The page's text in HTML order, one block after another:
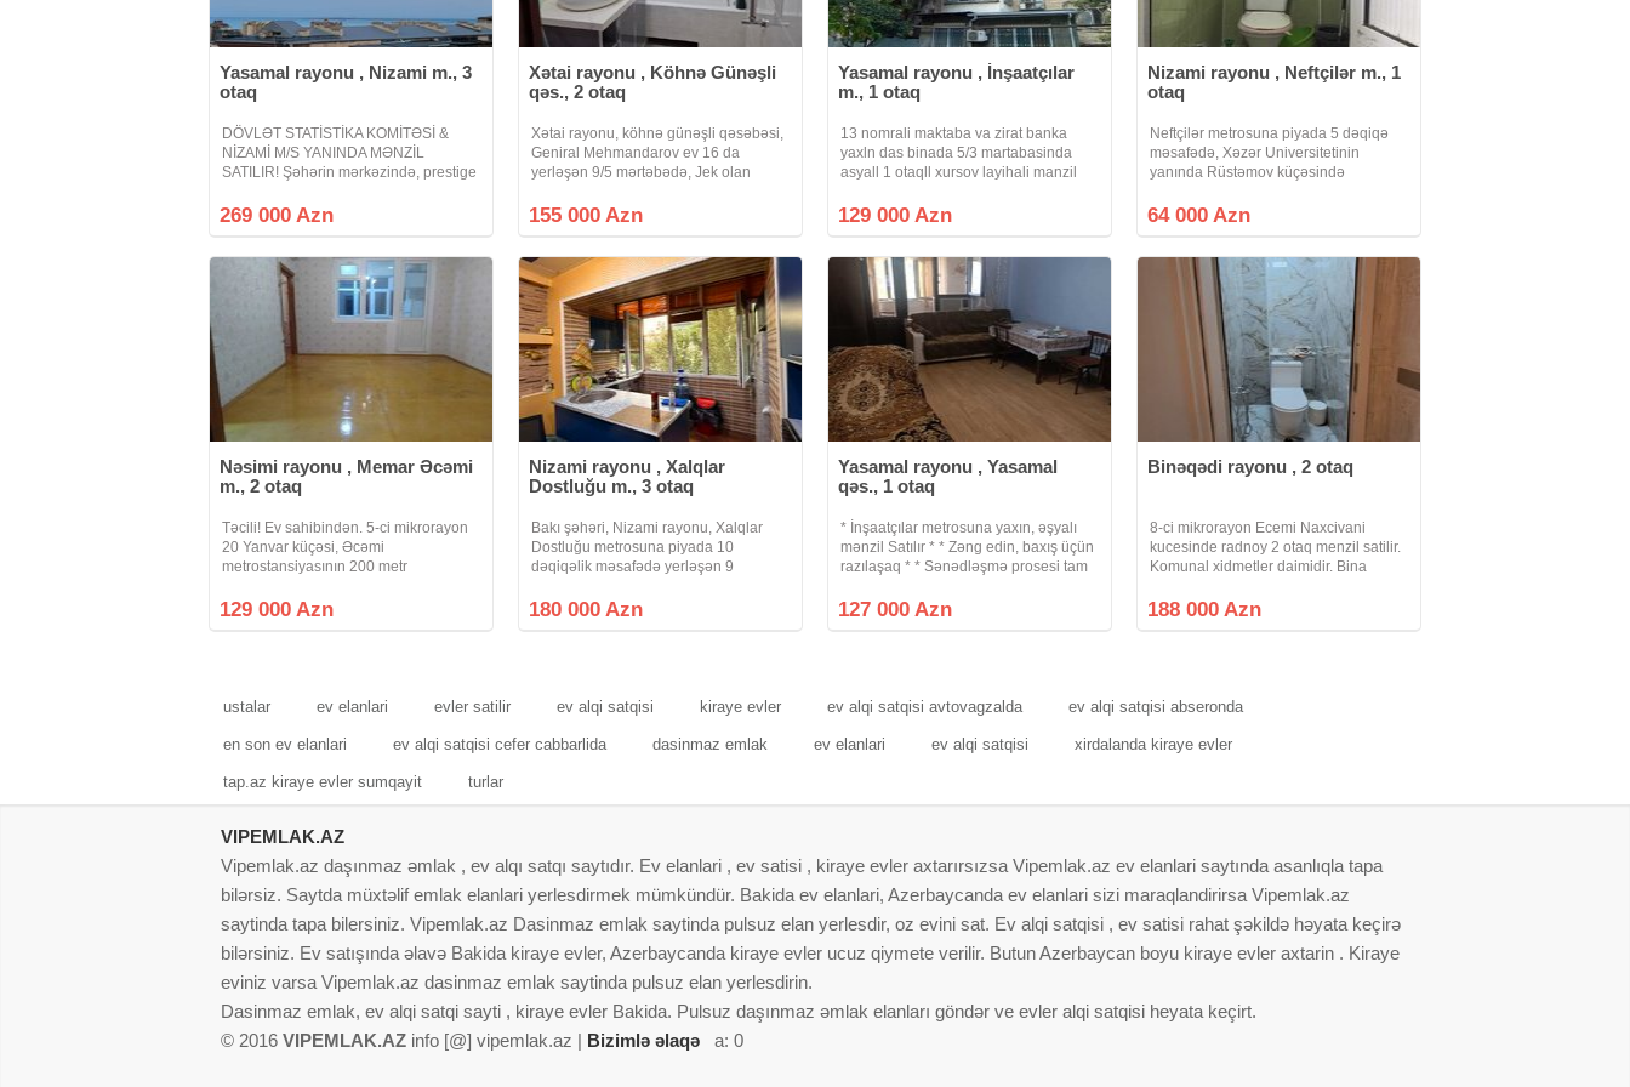
Yasamal rayonu , Nizami m., 3
otaq
DÖVLƏT STATİSTİKA KOMİTƏSİ &
NİZAMİ M/S YANINDA MƏNZİL
SATILIR! Şəhərin mərkəzində, prestige
keyfiyyət və rahatlığı bir arada təklif
269 000 Azn
Xətai rayonu , Köhnə Günəşli
qəs., 2 otaq
Xətai rayonu, köhnə günəşli qəsəbəsi,
Geniral Mehmandarov ev 16 da
yerləşən 9/5 mərtəbədə, Jek olan
təchiz olunub, su çəni var, əşyalar
155 000 Azn
Yasamal rayonu , İnşaatçılar
m., 1 otaq
13 nomrali maktaba va zirat banka
yaxln das binada 5/3 martabasinda
asyall 1 otaqll xursov layihali manzil
dayimidir alql satql guni acar alclya
129 000 Azn
Nizami rayonu , Neftçilər m., 1
otaq
Neftçilər metrosuna piyada 5 dəqiqə
məsafədə, Xəzər Universitetinin
yanında Rüstəmov küçəsində
mərtəbəsində yerləşən 1 otaqlı mənzil
64 000 Azn
Nəsimi rayonu , Memar Əcəmi
m., 2 otaq
Təcili! Ev sahibindən. 5-ci mikrorayon
20 Yanvar küçəsi, Əcəmi
metrostansiyasının 200 metr
piyada 3 dəqiqəlik, Fransız proyekti
129 000 Azn
Nizami rayonu , Xalqlar
Dostluğu m., 3 otaq
Bakı şəhəri, Nizami rayonu, Xalqlar
Dostluğu metrosuna piyada 10
dəqiqəlik məsafədə yerləşən 9
ci mərtəbəsində sahəsi 65 kv.m. olan 2
180 000 Azn
Yasamal rayonu , Yasamal
qəs., 1 otaq
* İnşaatçılar metrosuna yaxın, əşyalı
mənzil Satılır * * Zəng edin, baxış üçün
razılaşaq * * Sənədləşmə prosesi tam
Binanın tipi : köhnə tikili (Xruşofka) *
127 000 Azn
Binəqədi rayonu , 2 otaq
8-ci mikrorayon Ecemi Naxcivani
kucesinde radnoy 2 otaq menzil satilir.
Komunal xidmetler daimidir. Bina
hem sernisin lifti var. Binanin
188 000 Azn
ustalar ev elanlari evler satilir ev alqi satqisi kiraye evler ev alqi satqisi avtovagzalda ev alqi satqisi abseronda
en son ev elanlari ev alqi satqisi cefer cabbarlida dasinmaz emlak ev elanlari ev alqi satqisi xirdalanda kiraye evler
tap.az kiraye evler sumqayit turlar
VIPEMLAK.AZ
Vipemlak.az daşınmaz əmlak , ev alqı satqı saytıdır. Ev elanlari , ev satisi , kiraye evler axtarırsızsa Vipemlak.az ev elanlari saytında asanlıqla tapa
bilərsiz. Saytda müxtəlif emlak elanlari yerlesdirmek mümkündür. Bakida ev elanlari, Azerbaycanda ev elanlari sizi maraqlandirirsa Vipemlak.az
saytinda tapa bilersiniz. Vipemlak.az Dasinmaz emlak saytinda pulsuz elan yerlesdir, oz evini sat. Ev alqi satqisi , ev satisi rahat şəkildə həyata keçirə
bilərsiniz. Ev satışında əlavə Bakida kiraye evler, Azerbaycanda kiraye evler ucuz qiymete verilir. Butun Azerbaycan boyu kiraye evler axtarin . Kiraye
eviniz varsa Vipemlak.az dasinmaz emlak saytinda pulsuz elan yerlesdirin.
Dasinmaz emlak, ev alqi satqi sayti , kiraye evler Bakida. Pulsuz daşınmaz əmlak elanları göndər ve evler alqi satqisi heyata keçirt.
© 2016 VIPEMLAK.AZ info [@] vipemlak.az | Bizimlə əlaqə a: 0